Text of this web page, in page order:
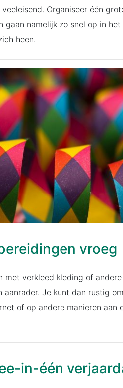
Organiseer één
gaan namelijk zo snel op in
heen.
vroeg
met verkleed kleding of
Je kunt dan rustig
of op andere manieren aan
in-één